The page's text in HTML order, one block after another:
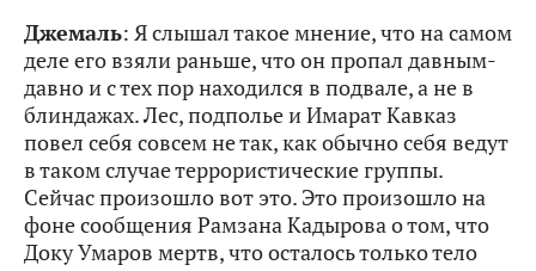
Джемаль: Я слышал такое мнение, что на самом
деле его взяли раньше, что он пропал давным-
давно и с тех пор находился в подвале, а не в
блиндажах. Лес, подполье и Имарат Кавказ
повел себя совсем не так, как обычно себя ведут
в таком случае террористические группы.
Сейчас произошло вот это. Это произошло на
фоне сообщения Рамзана Кадырова о том, что
Доку Умаров мертв, что осталось только тело